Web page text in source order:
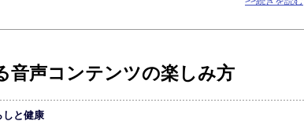
音声コンテンツの楽しみ方
しと健康